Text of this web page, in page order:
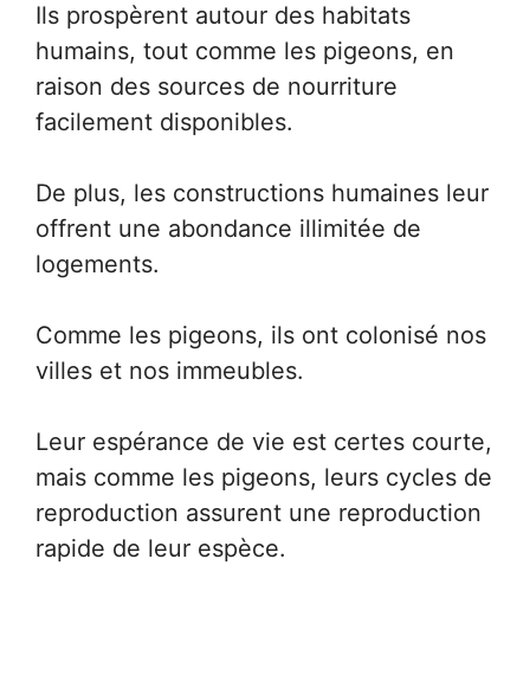
Ils prospèrent autour des habitats
humains, tout comme les pigeons, en
raison des sources de nourriture
facilement disponibles.
De plus, les constructions humaines leur
offrent une abondance illimitée de
logements.
Comme les pigeons, ils ont colonisé nos
villes et nos immeubles.
Leur espérance de vie est certes courte,
mais comme les pigeons, leurs cycles de
reproduction assurent une reproduction
rapide de leur espèce.